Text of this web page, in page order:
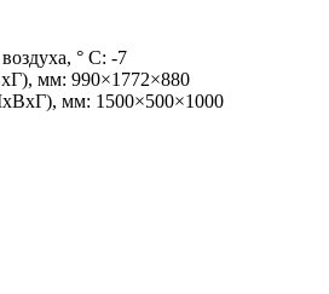
° С: -7
мм: 990×1772×880
мм: 1500×500×1000